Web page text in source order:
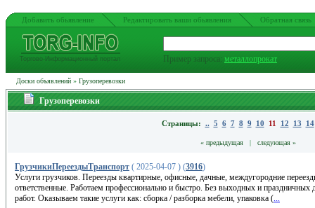
Добавить обьявление Редактировать ваши обьявления Обратная связь
Торгово-Информационный портал Пример запроса: металлопрокат
Доски объявлений » Грузоперевозки
Грузоперевозки
Страницы: .. 5 6 7 8 9 10 11 12 13 14
« предыдущая | следующая »
ГрузчикиПереездыТранспорт ( 2025-04-07 ) (3916)
Услуги грузчиков. Переезды квартирные, офисные, дачные, междугородние
ответственные. Работаем профессионально и быстро. Без выходных и
работ. Оказываем такие услуги как: сборка / разборка мебели, упаковка (...